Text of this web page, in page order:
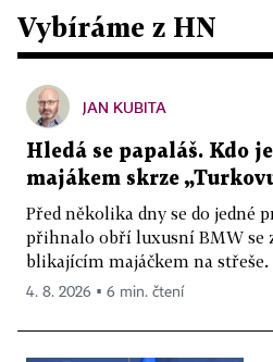
Vybíráme z HN
JAN KUBITA
Hledá se papaláš. Kdo
majákem skrze
Před několika dny se do jedné
přihnalo obří luxusní BMW se
blikajícím majáčkem na střeše.
4. 8. 2026 ▪ 6 min. čtení